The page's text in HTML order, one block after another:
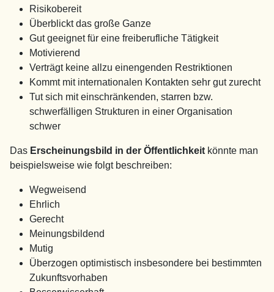
Risikobereit
Überblickt das große Ganze
Gut geeignet für eine freiberufliche Tätigkeit
Motivierend
Verträgt keine allzu einengenden Restriktionen
Kommt mit internationalen Kontakten sehr gut zurecht
Tut sich mit einschränkenden, starren bzw.
schwerfälligen Strukturen in einer Organisation
schwer
Das Erscheinungsbild in der Öffentlichkeit könnte man
beispielsweise wie folgt beschreiben:
Wegweisend
Ehrlich
Gerecht
Meinungsbildend
Mutig
Überzogen optimistisch insbesondere bei bestimmten
Zukunftsvorhaben